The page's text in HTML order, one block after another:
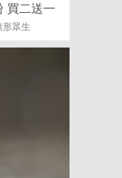
買二送一
形眾生